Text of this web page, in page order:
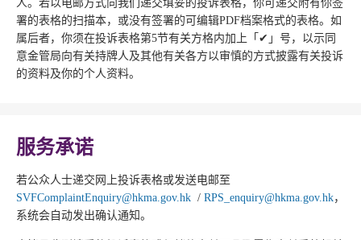
人。若以电邮方式向我们递交填妥的投诉表格，你可递交附有你签
署的表格的扫描本，或没有签署的可编辑PDF档案格式的表格。如
属后者，你须在投诉表格第5节有关方格内加上「✔」号，以示同
意金管局向有关持牌人及其他有关各方以审慎的方式披露有关投诉
的资料及你的个人资料。
服务承诺
若公众人士递交网上投诉表格或发送电邮至
SVFComplaintEnquiry@hkma.gov.hk / RPS_enquiry@hkma.gov.hk，
系统会自动发出确认通知。